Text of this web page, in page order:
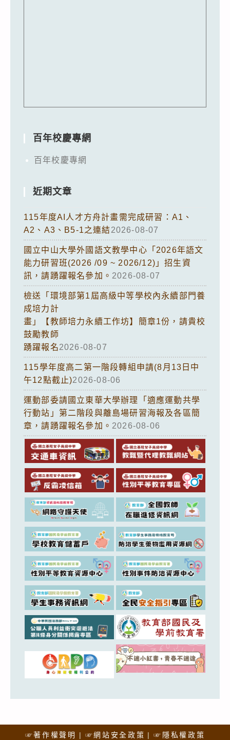
百年校慶專網
百年校慶專網
近期文章
115年度AI人才方舟計畫需完成研習：A1、
A2、A3、B5-1之連結2026-08-07
國立中山大學外國語文教學中心「2026年語文
能力研習班(2026 /09 ~ 2026/12)」招生資
訊，請踴躍報名參加。 2026-08-07
檢送「環境部第1屆高級中等學校內永續部門養
成培力計
畫」【教師培力永續工作坊】簡章1份，請貴校
鼓勵教師
踴躍報名2026-08-07
115學年度高二第一階段轉組申請(8月13日中
午12點截止)2026-08-06
運動部委請國立東華大學辦理「適應運動共學
行動站」第二階段與離島場研習海報及各區簡
章，請踴躍報名參加。 2026-08-06
☞著作權聲明 ☞網站安全政策 ☞隱私權政策